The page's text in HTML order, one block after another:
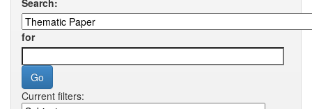
Search:
for
Current filters: